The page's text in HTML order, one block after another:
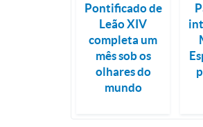
Pontificado de
Leão XIV
completa um
mês sob os
olhares do
mundo